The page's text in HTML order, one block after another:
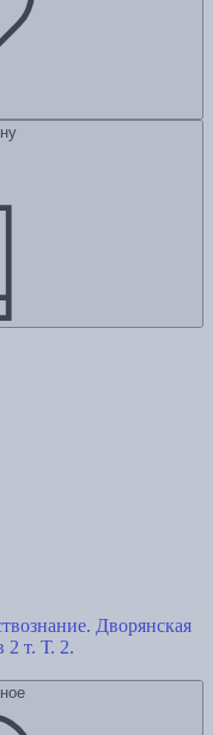
Дворянская
2 т. Т. 2.